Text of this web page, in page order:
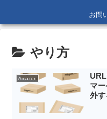
お問
やり方
Amazon
マ
外す